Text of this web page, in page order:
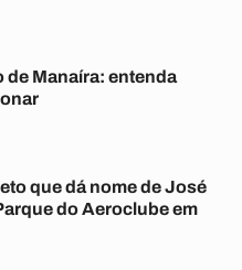
de Manaíra: entenda
que dá nome de José
do Aeroclube em